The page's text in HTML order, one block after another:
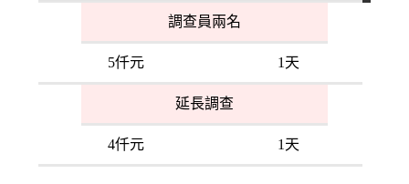
調查員兩名
5仟元 1天
延長調查
4仟元 1天